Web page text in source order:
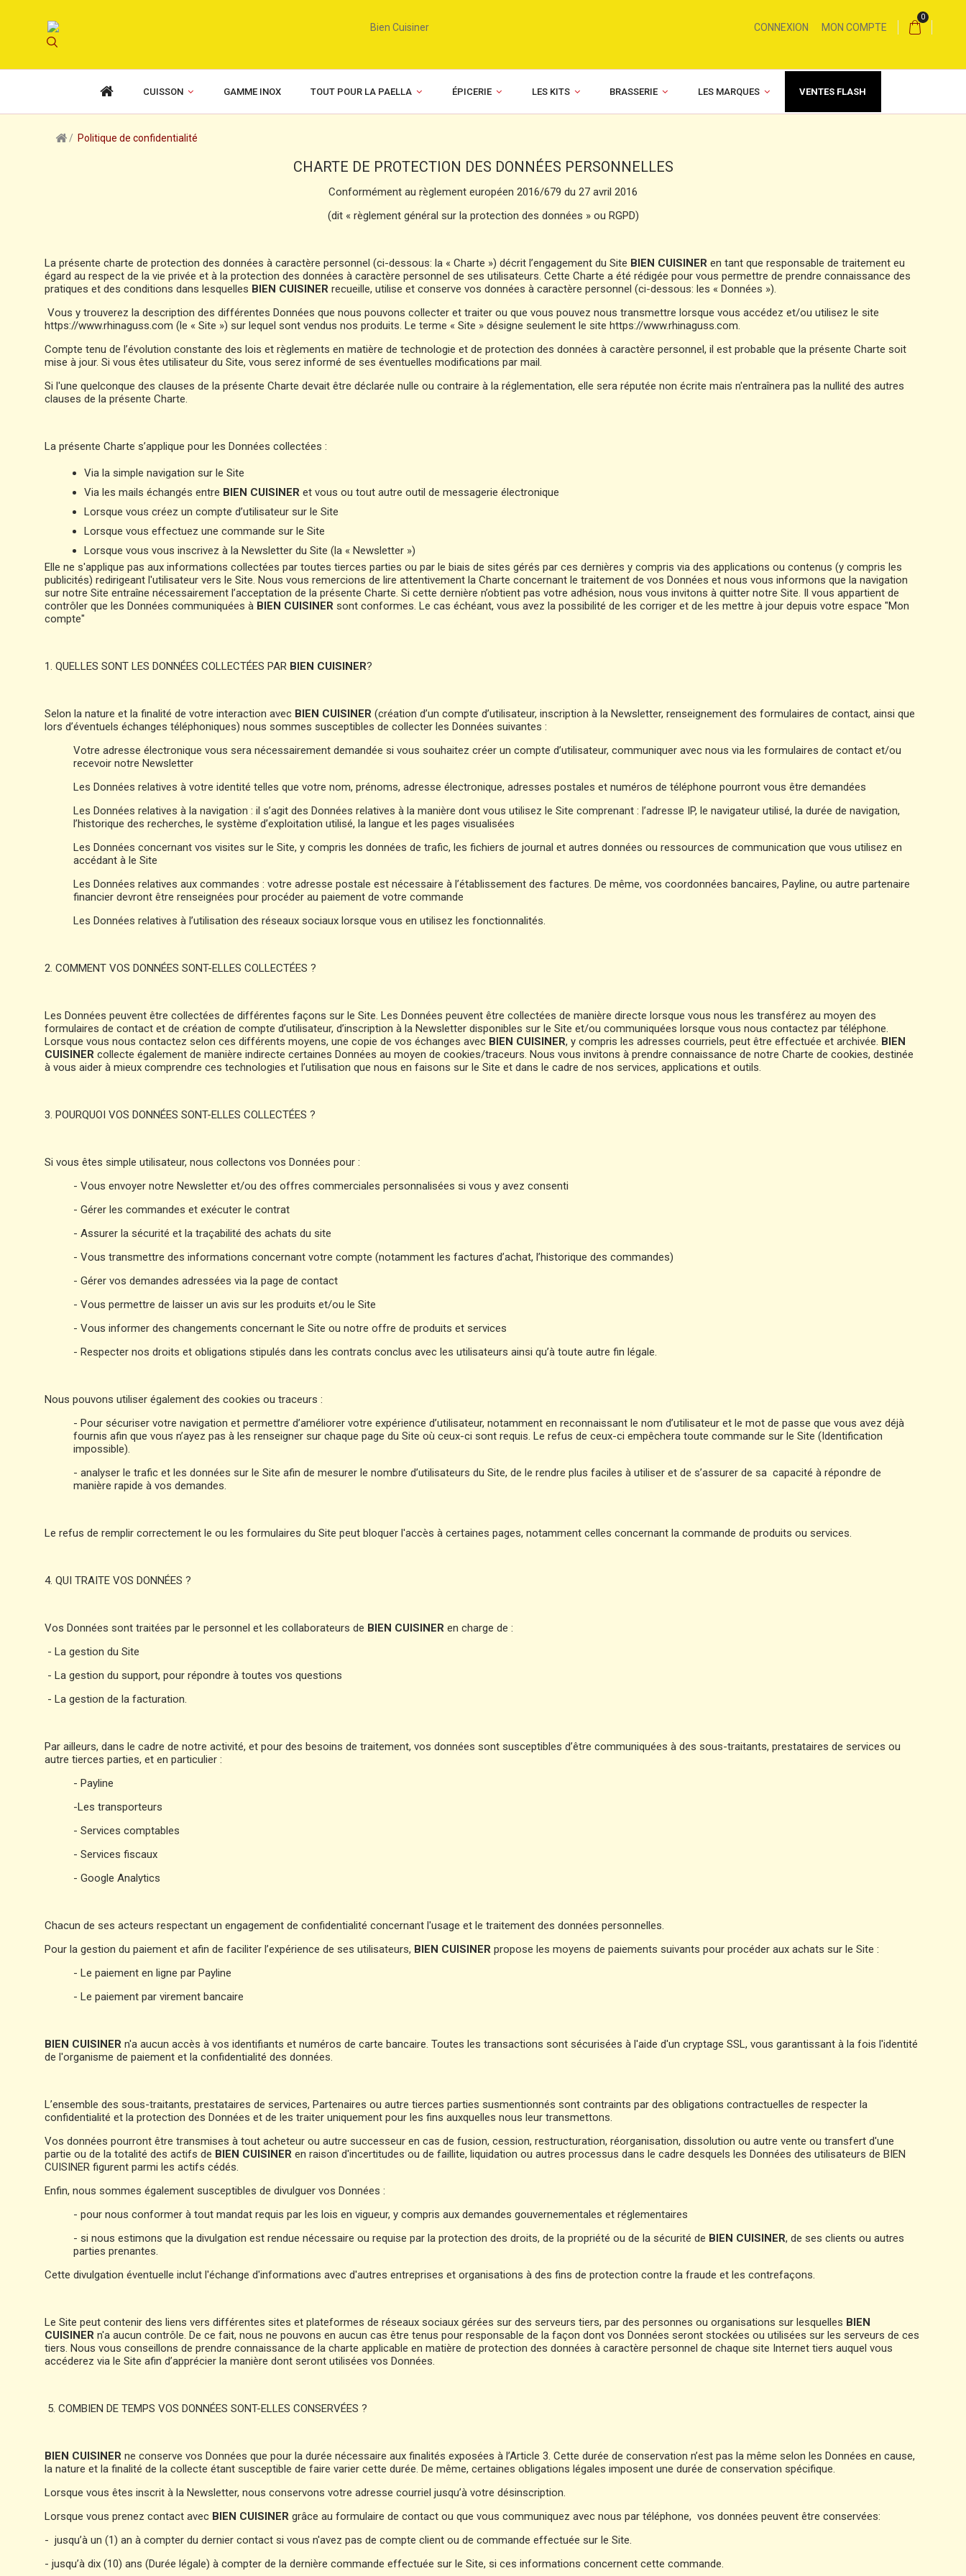
CONNEXION MON COMPTE
0
CUISSON GAMME INOX TOUT POUR LA PAELLA ÉPICERIE LES KITS BRASSERIE LES MARQUES VENTES FLASH
Politique de confidentialité
CHARTE DE PROTECTION DES DONNÉES PERSONNELLES
Conformément au règlement européen 2016/679 du 27 avril 2016
(dit « règlement général sur la protection des données » ou RGPD)
La présente charte de protection des données à caractère personnel (ci-dessous: la « Charte ») décrit l’engagement du Site BIEN CUISINER en tant que responsable de traitement eu
égard au respect de la vie privée et à la protection des données à caractère personnel de ses utilisateurs. Cette Charte a été rédigée pour vous permettre de prendre connaissance des
pratiques et des conditions dans lesquelles BIEN CUISINER recueille, utilise et conserve vos données à caractère personnel (ci-dessous: les « Données »).
Vous y trouverez la description des différentes Données que nous pouvons collecter et traiter ou que vous pouvez nous transmettre lorsque vous accédez et/ou utilisez le site
https://www.rhinaguss.com (le « Site ») sur lequel sont vendus nos produits. Le terme « Site » désigne seulement le site https://www.rhinaguss.com.
Compte tenu de l’évolution constante des lois et règlements en matière de technologie et de protection des données à caractère personnel, il est probable que la présente Charte soit
mise à jour. Si vous êtes utilisateur du Site, vous serez informé de ses éventuelles modifications par mail.
Si l'une quelconque des clauses de la présente Charte devait être déclarée nulle ou contraire à la réglementation, elle sera réputée non écrite mais n'entraînera pas la nullité des autres
clauses de la présente Charte.
La présente Charte s’applique pour les Données collectées :
Via la simple navigation sur le Site
Via les mails échangés entre BIEN CUISINER et vous ou tout autre outil de messagerie électronique
Lorsque vous créez un compte d’utilisateur sur le Site
Lorsque vous effectuez une commande sur le Site
Lorsque vous vous inscrivez à la Newsletter du Site (la « Newsletter »)
Elle ne s'applique pas aux informations collectées par toutes tierces parties ou par le biais de sites gérés par ces dernières y compris via des applications ou contenus (y compris les
publicités) redirigeant l'utilisateur vers le Site. Nous vous remercions de lire attentivement la Charte concernant le traitement de vos Données et nous vous informons que la navigation
sur notre Site entraîne nécessairement l’acceptation de la présente Charte. Si cette dernière n’obtient pas votre adhésion, nous vous invitons à quitter notre Site. Il vous appartient de
contrôler que les Données communiquées à BIEN CUISINER sont conformes. Le cas échéant, vous avez la possibilité de les corriger et de les mettre à jour depuis votre espace "Mon
compte"
1. QUELLES SONT LES DONNÉES COLLECTÉES PAR BIEN CUISINER?
Selon la nature et la finalité de votre interaction avec BIEN CUISINER (création d’un compte d’utilisateur, inscription à la Newsletter, renseignement des formulaires de contact, ainsi que
lors d’éventuels échanges téléphoniques) nous sommes susceptibles de collecter les Données suivantes :
Votre adresse électronique vous sera nécessairement demandée si vous souhaitez créer un compte d’utilisateur, communiquer avec nous via les formulaires de contact et/ou
recevoir notre Newsletter
Les Données relatives à votre identité telles que votre nom, prénoms, adresse électronique, adresses postales et numéros de téléphone pourront vous être demandées
Les Données relatives à la navigation : il s’agit des Données relatives à la manière dont vous utilisez le Site comprenant : l’adresse IP, le navigateur utilisé, la durée de navigation,
l’historique des recherches, le système d’exploitation utilisé, la langue et les pages visualisées
Les Données concernant vos visites sur le Site, y compris les données de trafic, les fichiers de journal et autres données ou ressources de communication que vous utilisez en
accédant à le Site
Les Données relatives aux commandes : votre adresse postale est nécessaire à l’établissement des factures. De même, vos coordonnées bancaires, Payline, ou autre partenaire
financier devront être renseignées pour procéder au paiement de votre commande
Les Données relatives à l’utilisation des réseaux sociaux lorsque vous en utilisez les fonctionnalités.
2. COMMENT VOS DONNÉES SONT-ELLES COLLECTÉES ?
Les Données peuvent être collectées de différentes façons sur le Site. Les Données peuvent être collectées de manière directe lorsque vous nous les transférez au moyen des
formulaires de contact et de création de compte d’utilisateur, d’inscription à la Newsletter disponibles sur le Site et/ou communiquées lorsque vous nous contactez par téléphone.
Lorsque vous nous contactez selon ces différents moyens, une copie de vos échanges avec BIEN CUISINER, y compris les adresses courriels, peut être effectuée et archivée. BIEN
CUISINER collecte également de manière indirecte certaines Données au moyen de cookies/traceurs. Nous vous invitons à prendre connaissance de notre Charte de cookies, destinée
à vous aider à mieux comprendre ces technologies et l’utilisation que nous en faisons sur le Site et dans le cadre de nos services, applications et outils.
3. POURQUOI VOS DONNÉES SONT-ELLES COLLECTÉES ?
Si vous êtes simple utilisateur, nous collectons vos Données pour :
- Vous envoyer notre Newsletter et/ou des offres commerciales personnalisées si vous y avez consenti
- Gérer les commandes et exécuter le contrat
- Assurer la sécurité et la traçabilité des achats du site
- Vous transmettre des informations concernant votre compte (notamment les factures d’achat, l’historique des commandes)
- Gérer vos demandes adressées via la page de contact
- Vous permettre de laisser un avis sur les produits et/ou le Site
- Vous informer des changements concernant le Site ou notre offre de produits et services
- Respecter nos droits et obligations stipulés dans les contrats conclus avec les utilisateurs ainsi qu’à toute autre fin légale.
Nous pouvons utiliser également des cookies ou traceurs :
- Pour sécuriser votre navigation et permettre d’améliorer votre expérience d’utilisateur, notamment en reconnaissant le nom d’utilisateur et le mot de passe que vous avez déjà
fournis afin que vous n’ayez pas à les renseigner sur chaque page du Site où ceux-ci sont requis. Le refus de ceux-ci empêchera toute commande sur le Site (Identification
impossible).
- analyser le trafic et les données sur le Site afin de mesurer le nombre d’utilisateurs du Site, de le rendre plus faciles à utiliser et de s’assurer de sa capacité à répondre de
manière rapide à vos demandes.
Le refus de remplir correctement le ou les formulaires du Site peut bloquer l'accès à certaines pages, notamment celles concernant la commande de produits ou services.
4. QUI TRAITE VOS DONNÉES ?
Vos Données sont traitées par le personnel et les collaborateurs de BIEN CUISINER en charge de :
- La gestion du Site
- La gestion du support, pour répondre à toutes vos questions
- La gestion de la facturation.
Par ailleurs, dans le cadre de notre activité, et pour des besoins de traitement, vos données sont susceptibles d’être communiquées à des sous-traitants, prestataires de services ou
autre tierces parties, et en particulier :
- Payline
-Les transporteurs
- Services comptables
- Services fiscaux
- Google Analytics
Chacun de ses acteurs respectant un engagement de confidentialité concernant l'usage et le traitement des données personnelles.
Pour la gestion du paiement et afin de faciliter l’expérience de ses utilisateurs, BIEN CUISINER propose les moyens de paiements suivants pour procéder aux achats sur le Site :
- Le paiement en ligne par Payline
- Le paiement par virement bancaire
BIEN CUISINER n'a aucun accès à vos identifiants et numéros de carte bancaire. Toutes les transactions sont sécurisées à l'aide d'un cryptage SSL, vous garantissant à la fois l'identité
de l'organisme de paiement et la confidentialité des données.
L’ensemble des sous-traitants, prestataires de services, Partenaires ou autre tierces parties susmentionnés sont contraints par des obligations contractuelles de respecter la
confidentialité et la protection des Données et de les traiter uniquement pour les fins auxquelles nous leur transmettons.
Vos données pourront être transmises à tout acheteur ou autre successeur en cas de fusion, cession, restructuration, réorganisation, dissolution ou autre vente ou transfert d'une
partie ou de la totalité des actifs de BIEN CUISINER en raison d'incertitudes ou de faillite, liquidation ou autres processus dans le cadre desquels les Données des utilisateurs de BIEN
CUISINER figurent parmi les actifs cédés.
Enfin, nous sommes également susceptibles de divulguer vos Données :
- pour nous conformer à tout mandat requis par les lois en vigueur, y compris aux demandes gouvernementales et réglementaires
- si nous estimons que la divulgation est rendue nécessaire ou requise par la protection des droits, de la propriété ou de la sécurité de BIEN CUISINER, de ses clients ou autres
parties prenantes.
Cette divulgation éventuelle inclut l'échange d'informations avec d'autres entreprises et organisations à des fins de protection contre la fraude et les contrefaçons.
Le Site peut contenir des liens vers différentes sites et plateformes de réseaux sociaux gérées sur des serveurs tiers, par des personnes ou organisations sur lesquelles BIEN
CUISINER n'a aucun contrôle. De ce fait, nous ne pouvons en aucun cas être tenus pour responsable de la façon dont vos Données seront stockées ou utilisées sur les serveurs de ces
tiers. Nous vous conseillons de prendre connaissance de la charte applicable en matière de protection des données à caractère personnel de chaque site Internet tiers auquel vous
accéderez via le Site afin d’apprécier la manière dont seront utilisées vos Données.
5. COMBIEN DE TEMPS VOS DONNÉES SONT-ELLES CONSERVÉES ?
BIEN CUISINER ne conserve vos Données que pour la durée nécessaire aux finalités exposées à l’Article 3. Cette durée de conservation n’est pas la même selon les Données en cause,
la nature et la finalité de la collecte étant susceptible de faire varier cette durée. De même, certaines obligations légales imposent une durée de conservation spécifique.
Lorsque vous êtes inscrit à la Newsletter, nous conservons votre adresse courriel jusqu’à votre désinscription.
Lorsque vous prenez contact avec BIEN CUISINER grâce au formulaire de contact ou que vous communiquez avec nous par téléphone, vos données peuvent être conservées:
- jusqu’à un (1) an à compter du dernier contact si vous n'avez pas de compte client ou de commande effectuée sur le Site.
- jusqu’à dix (10) ans (Durée légale) à compter de la dernière commande effectuée sur le Site, si ces informations concernent cette commande.